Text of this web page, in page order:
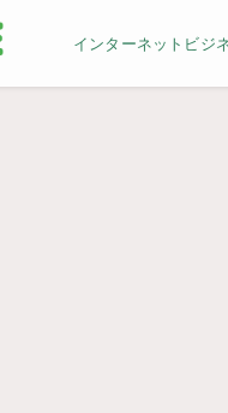
インターネットビジ